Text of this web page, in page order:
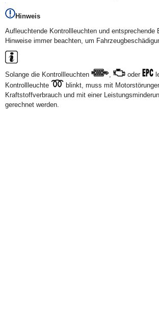
Hinweis
Aufleuchtende Kontrollleuchten und entsprechende
Hinweise immer beachten, um
Solange die Kontrollleuchten , oder
Kontrollleuchte
blinkt, muss mit
Kraftstoffverbrauch und mit einer
gerechnet werden.